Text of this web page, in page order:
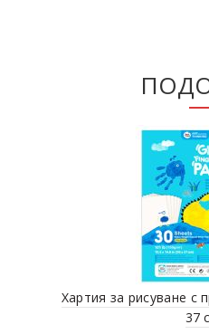
Хартия за рисуване с
37